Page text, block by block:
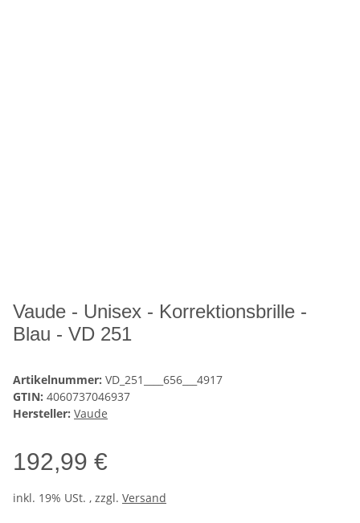
Vaude - Unisex - Korrektionsbrille -
Blau - VD 251
Artikelnummer: VD_251____656___4917
GTIN: 4060737046937
Hersteller: Vaude
192,99 €
inkl. 19% USt. , zzgl. Versand